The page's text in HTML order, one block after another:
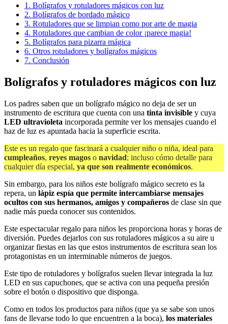
1. Bolígrafos y rotuladores mágicos con luz
2. Bolígrafos de bordado mágico
3. Rotuladores que se limpian como por arte de magia
4. Rotuladores que cambian de color ¡parece magia!
5. Bolígrafos para pizarra mágica
6. Otros rotuladores y bolígrafos mágicos
7. Conclusión
Bolígrafos y rotuladores mágicos con luz
Los padres saben que un bolígrafo mágico no deja de ser un
instrumento de escritura que cuenta con una tinta invisible y cuya
LED ultravioleta incorporada permite ver los mensajes cuando el
haz de luz es apuntada hacia la superficie escrita.
Este es un regalo que fascinará a cualquier niño o niña, ideal para
cumpleaños, reyes magos o navidad; incluso cómo detalle para
cualquier día especial, ya que son realmente económicos.
Sin embargo, para los niños este bolígrafo mágico secreto es la
repera, un lápiz espía que permite intercambiarse mensajes
ocultos con sus hermanos, amigos y compañeros de clase sin que
nadie más pueda conocer sus contenidos.
Este espectacular regalo para niños les proporciona horas y horas de
diversión. Puedes dejarlos con sus rotuladores mágicos a su aire u
organizar fiestas en las que estos instrumentos de escritura sean los
protagonistas en un interminable números de juegos.
Este tipo de rotuladores y bolígrafos suelen llevar integrada la luz
LED en sus capuchones, que se activa con una pequeña presión
sobre el botón o dispositivo que disponga.
Como en todos los productos para niños (que ya se sabe son unos
fans de llevarse todo lo que encuentren a la boca), los materiales